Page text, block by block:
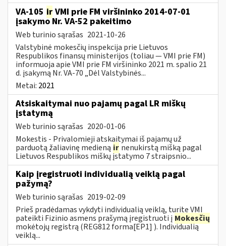
VA-105 ir VMI prie FM viršininko 2014-07-01
įsakymo Nr. VA-52 pakeitimo
Web turinio sąrašas 2021-10-26
Valstybinė mokesčių inspekcija prie Lietuvos
Respublikos finansų ministerijos (toliau ― VMI prie FM)
informuoja apie VMI prie FM viršininko 2021 m. spalio 21
d. įsakymą Nr. VA-70 „Dėl Valstybinės...
Metai: 2021
Atsiskaitymai nuo pajamų pagal LR miškų
įstatymą
Web turinio sąrašas 2020-01-06
Mokestis - Privalomieji atskaitymai iš pajamų už
parduotą žaliavinę medieną ir nenukirstą mišką pagal
Lietuvos Respublikos miškų įstatymo 7 straipsnio...
Kaip įregistruoti individualią veiklą pagal
pažymą?
Web turinio sąrašas 2019-02-09
Prieš pradėdamas vykdyti individualią veiklą, turite VMI
pateikti Fizinio asmens prašymą įregistruoti į Mokesčių
mokėtojų registrą (REG812 forma[EP1] ). Individualią
veiklą...